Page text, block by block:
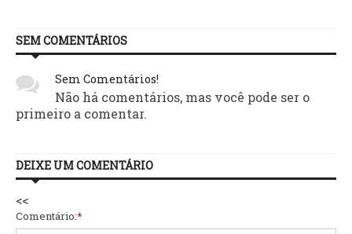
SEM COMENTÁRIOS
Sem Comentários!
Não há comentários, mas você pode ser o
primeiro a comentar.
DEIXE UM COMENTÁRIO
<<
Comentário:*